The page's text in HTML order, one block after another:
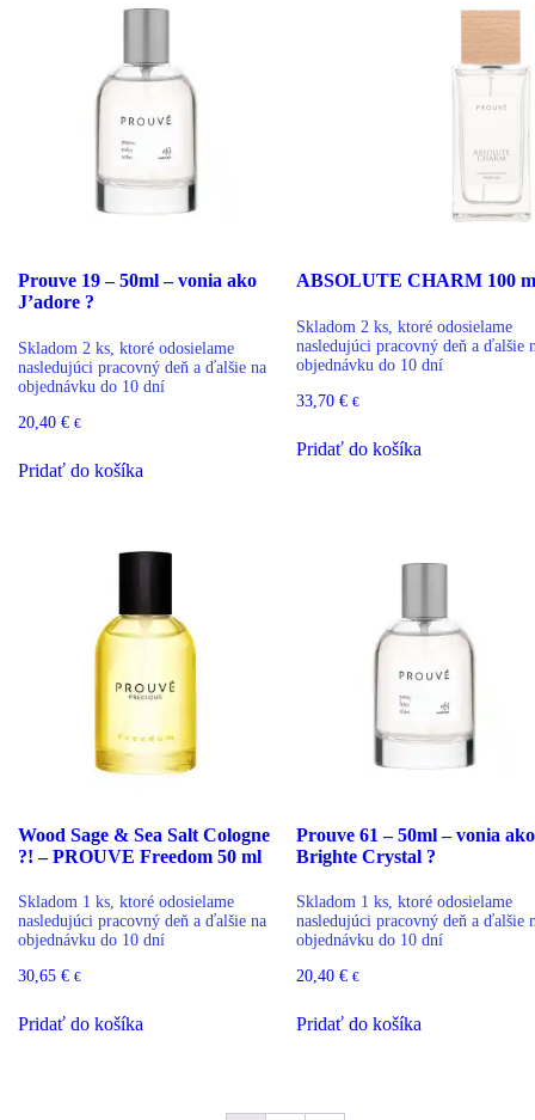
Prouve 19 – 50ml – vonia ako
J’adore ?
Skladom 2 ks, ktoré odosielame
nasledujúci pracovný deň a ďalšie na
objednávku do 10 dní
20,40 € €
Pridať do košíka
ABSOLUTE CHARM 100
Skladom 2 ks, ktoré odosielame
nasledujúci pracovný deň a ďalšie
objednávku do 10 dní
33,70 € €
Pridať do košíka
Wood Sage & Sea Salt Cologne
?! – PROUVE Freedom 50 ml
Skladom 1 ks, ktoré odosielame
nasledujúci pracovný deň a ďalšie na
objednávku do 10 dní
30,65 € €
Pridať do košíka
Prouve 61 – 50ml – vonia ako
Brighte Crystal ?
Skladom 1 ks, ktoré odosielame
nasledujúci pracovný deň a ďalšie
objednávku do 10 dní
20,40 € €
Pridať do košíka